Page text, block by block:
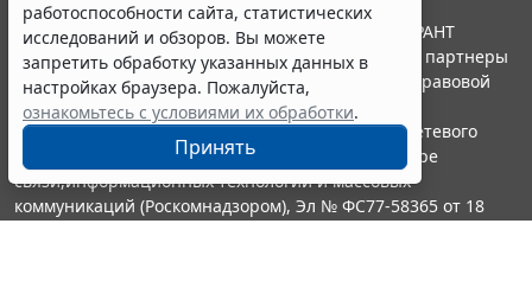
работоспособности сайта, статистических
исследований и обзоров. Вы можете
запретить обработку указанных данных в
настройках браузера. Пожалуйста,
ознакомьтесь с условиями их обработки.
Принять
© ООО "НПП "ГАРАНТ-СЕРВИС", 2026. Система ГАРАНТ
выпускается с 1990 года. Компания "Гарант" и ее партнеры
являются участниками Российской ассоциации правовой
информации ГАРАНТ.
Портал ГАРАНТ.РУ зарегистрирован в качестве сетевого
издания Федеральной службой по надзору в сфере
связи,информационных технологий и массовых
коммуникаций (Роскомнадзором), Эл № ФС77-58365 от 18